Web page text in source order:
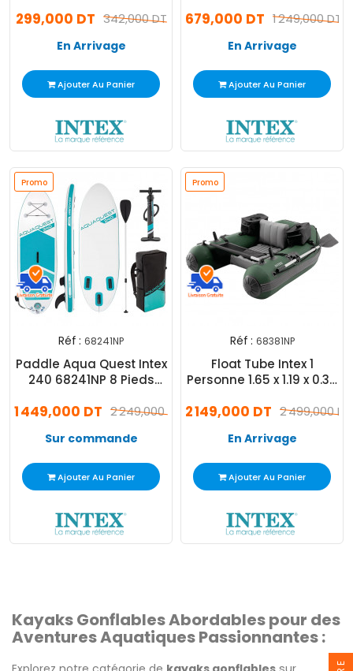
342,000 DT
299,000 DT
En Arrivage
Ajouter Au Panier
1 249,000 DT
679,000 DT
En Arrivage
Ajouter Au Panier
Promo
Réf : 68241NP
Paddle Aqua Quest Intex
240 68241NP 8 Pieds
2 249,000 DT
1 449,000 DT
Sur commande
Ajouter Au Panier
Promo
Réf : 68381NP
Float Tube Intex 1
Personne 1.65 x 1.19 x 0.38
2 499,000 DT
2 149,000 DT
En Arrivage
Ajouter Au Panier
Kayaks Gonflables Abordables pour des
Aventures Aquatiques Passionnantes :